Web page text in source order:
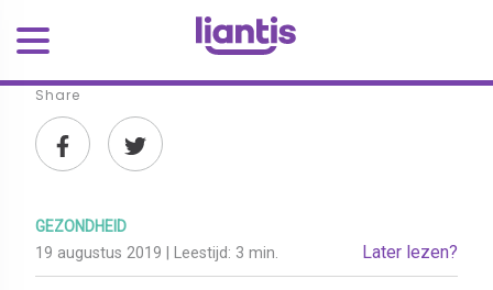
Share
GEZONDHEID
19 augustus 2019 | Leestijd: 3 min. Later lezen?